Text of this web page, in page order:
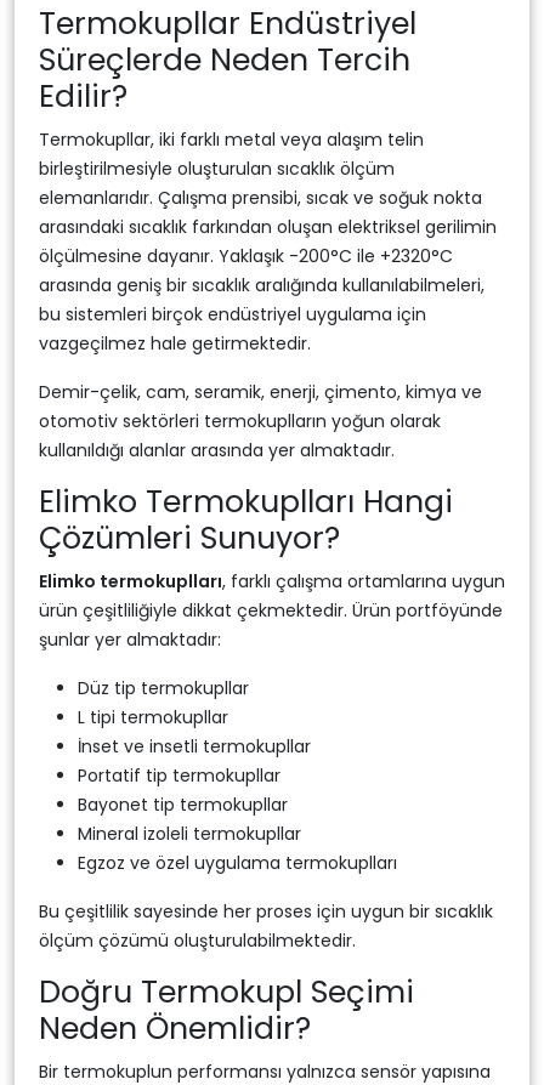
Termokupllar Endüstriyel
Süreçlerde Neden Tercih
Edilir?
Termokupllar, iki farklı metal veya alaşım telin
birleştirilmesiyle oluşturulan sıcaklık ölçüm
elemanlarıdır. Çalışma prensibi, sıcak ve soğuk nokta
arasındaki sıcaklık farkından oluşan elektriksel gerilimin
ölçülmesine dayanır. Yaklaşık -200°C ile +2320°C
arasında geniş bir sıcaklık aralığında kullanılabilmeleri,
bu sistemleri birçok endüstriyel uygulama için
vazgeçilmez hale getirmektedir.
Demir-çelik, cam, seramik, enerji, çimento, kimya ve
otomotiv sektörleri termokuplların yoğun olarak
kullanıldığı alanlar arasında yer almaktadır.
Elimko Termokuplları Hangi
Çözümleri Sunuyor?
Elimko termokuplları, farklı çalışma ortamlarına uygun
ürün çeşitliliğiyle dikkat çekmektedir. Ürün portföyünde
şunlar yer almaktadır:
Düz tip termokupllar
L tipi termokupllar
İnset ve insetli termokupllar
Portatif tip termokupllar
Bayonet tip termokupllar
Mineral izoleli termokupllar
Egzoz ve özel uygulama termokuplları
Bu çeşitlilik sayesinde her proses için uygun bir sıcaklık
ölçüm çözümü oluşturulabilmektedir.
Doğru Termokupl Seçimi
Neden Önemlidir?
Bir termokuplun performansı yalnızca sensör yapısına